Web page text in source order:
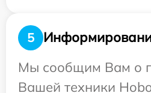
5
Мы сообщим Вам о
Вашей техники